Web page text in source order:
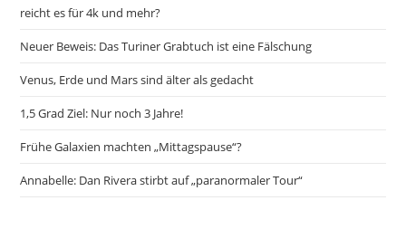
reicht es für 4k und mehr?
Neuer Beweis: Das Turiner Grabtuch ist eine Fälschung
Venus, Erde und Mars sind älter als gedacht
1,5 Grad Ziel: Nur noch 3 Jahre!
Frühe Galaxien machten „Mittagspause“?
Annabelle: Dan Rivera stirbt auf „paranormaler Tour“